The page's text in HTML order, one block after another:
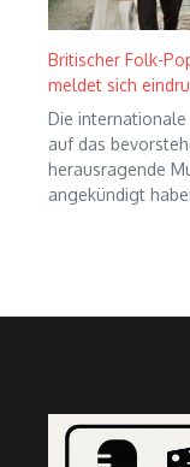
Britischer Folk-
meldet sich
Die
auf das
herausragende
angekündigt